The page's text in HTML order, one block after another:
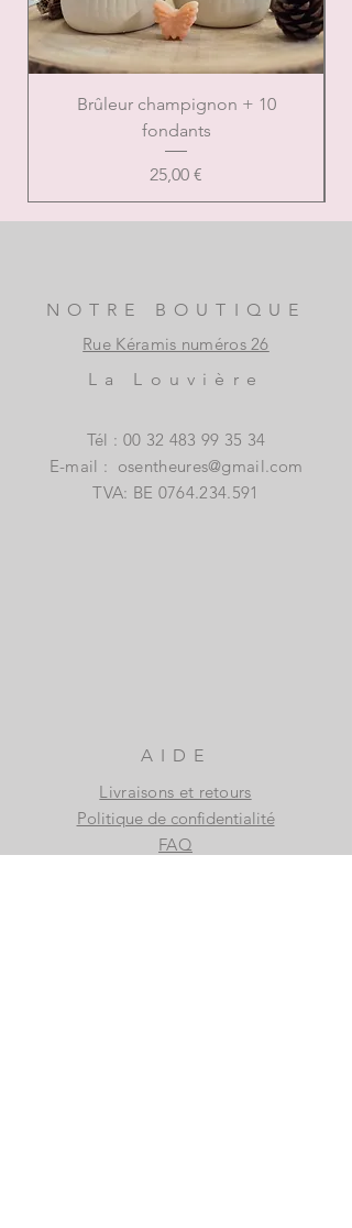
Brûleur champignon + 10
fondants
Prix
25,00 €
NOTRE BOUTIQUE
Rue Kéramis numéros 26
La Louvière
Tél : 00 32 483 99 35 34
E-mail : osentheures@gmail.com
TVA: BE 0764.234.591
AIDE
Livraisons et retours
Politique de confidentialité
FAQ